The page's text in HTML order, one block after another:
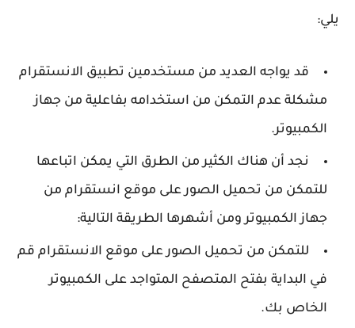
يلي:
قد يواجه العديد من مستخدمين تطبيق الانستقرام
مشكلة عدم التمكن من استخدامه بفاعلية من جهاز
الكمبيوتر.
نجد أن هناك الكثير من الطرق التي يمكن اتباعها
للتمكن من تحميل الصور على موقع انستقرام من
جهاز الكمبيوتر ومن أشهرها الطريقة التالية:
للتمكن من تحميل الصور على موقع الانستقرام قم
في البداية بفتح المتصفح المتواجد على الكمبيوتر
الخاص بك.